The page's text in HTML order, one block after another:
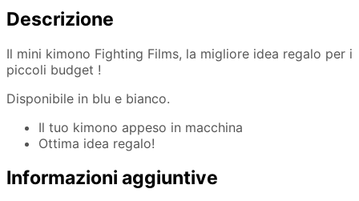
Descrizione
Il mini kimono Fighting Films, la migliore idea regalo per i
piccoli budget !
Disponibile in blu e bianco.
Il tuo kimono appeso in macchina
Ottima idea regalo!
Informazioni aggiuntive